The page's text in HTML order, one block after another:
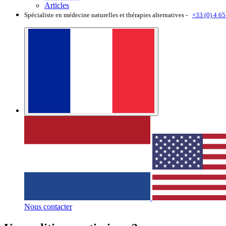
Articles
Spécialiste en médecine naturelles et thérapies alternatives - +33 (0) 4
Nous contacter